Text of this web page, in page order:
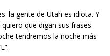
la gente de Utah es idiota. Y
que digan sus frases
tendremos la noche más